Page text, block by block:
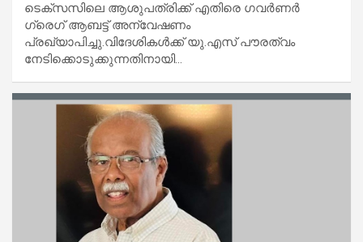
ടെക്സസിലെ ആശുപത്രിക്ക് എതിരെ ഗവർണർ
ഗ്രെഗ് ആബട്ട് അന്വേഷണം
പ്രഖ്യാപിച്ചു.വിദേശികൾക്ക് യു.എസ് പൗരത്വം
നേടിക്കൊടുക്കുന്നതിനായി…